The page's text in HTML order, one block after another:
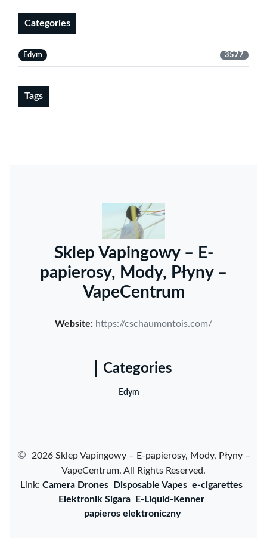
Categories
Edym 3577
Tags
Sklep Vapingowy – E-
papierosy, Mody, Płyny –
VapeCentrum
Website: https://cschaumontois.com/
Categories
Edym
©
2026 Sklep Vapingowy – E-papierosy, Mody, Płyny –
VapeCentrum. All Rights Reserved.
Link: Camera Drones Disposable Vapes e-cigarettes
Elektronik Sigara
E-Liquid-Kenner
papieros elektroniczny